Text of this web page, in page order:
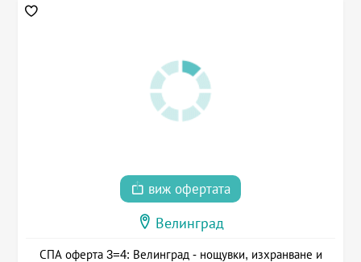
виж офертата
Велинград
СПА оферта 3=4: Велинград - нощувки, изхранване и